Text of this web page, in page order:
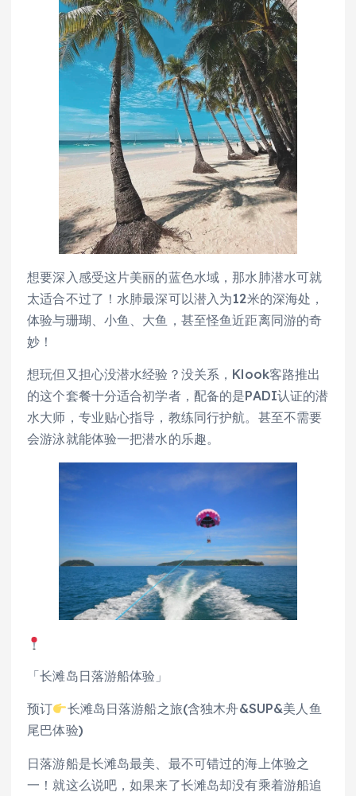
想要深入感受这片美丽的蓝色水域，那水肺潜水可就
太适合不过了！水肺最深可以潜入为12米的深海处，
体验与珊瑚、小鱼、大鱼，甚至怪鱼近距离同游的奇
妙！
想玩但又担心没潜水经验？没关系，Klook客路推出
的这个套餐十分适合初学者，配备的是PADI认证的潜
水大师，专业贴心指导，教练同行护航。甚至不需要
会游泳就能体验一把潜水的乐趣。
「长滩岛日落游船体验」
预订
长滩岛日落游船之旅(含独木舟&SUP&美人鱼
尾巴体验)
日落游船是长滩岛最美、最不可错过的海上体验之
一！就这么说吧，如果来了长滩岛却没有乘着游船追